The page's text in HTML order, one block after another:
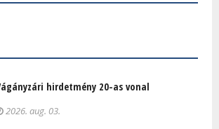
hirdetmény 20-as vonal
2026. aug. 03.